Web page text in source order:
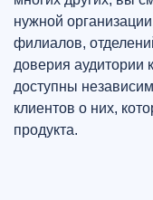
нужной
филиалов,
доверия аудитории
доступны
клиентов о них,
продукта.